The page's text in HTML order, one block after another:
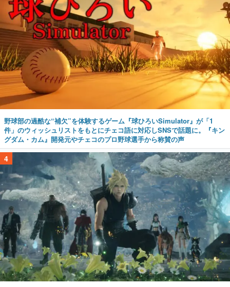
野球部の過酷な“補欠”を体験するゲーム『球ひろいSimulator』が「1
件」のウィッシュリストをもとにチェコ語に対応しSNSで話題に。『キン
グダム・カム』開発元やチェコのプロ野球選手から称賛の声
4